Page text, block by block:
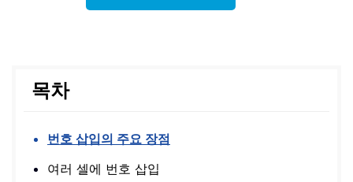
목차
번호 삽입의 주요 장점
여러 셀에 번호 삽입